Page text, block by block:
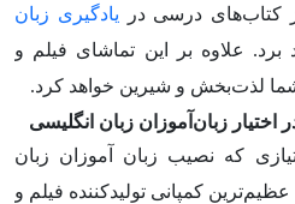
کتاب‌های درسی در یادگیری زبان
برد. علاوه بر این تماشای فیلم و
شما لذت‌بخش و شیرین خواهد کرد.
اختیار زبان‌آموزان زبان انگلیسی
که نصیب زبان آموزان زبان
کمپانی تولیدکننده فیلم و